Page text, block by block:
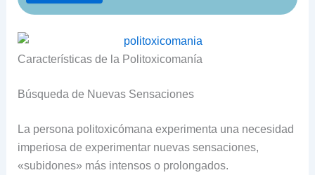
Características de la Politoxicomanía
Búsqueda de Nuevas Sensaciones
La persona politoxicómana experimenta una necesidad
imperiosa de experimentar nuevas sensaciones,
«subidones» más intensos o prolongados.